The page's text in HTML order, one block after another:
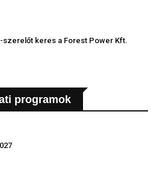
keres a Forest Power Kft.
programok